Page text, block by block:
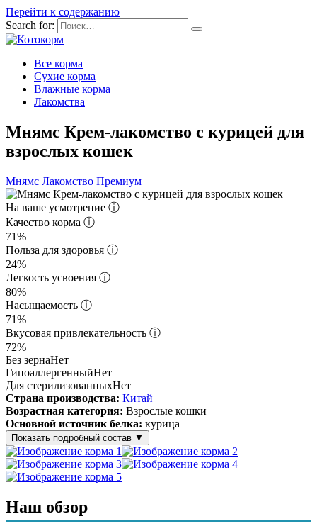
Перейти к содержанию
Search for:
Все корма
Сухие корма
Влажные корма
Лакомства
Мнямс Крем-лакомство с курицей для
взрослых кошек
Мнямс Лакомство Премиум
На ваше усмотрение ⓘ
Качество корма ⓘ
71%
Польза для здоровья ⓘ
24%
Легкость усвоения ⓘ
80%
Насыщаемость ⓘ
71%
Вкусовая привлекательность ⓘ
72%
Без зернаНет
ГипоаллергенныйНет
Для стерилизованныхНет
Страна производства: Китай
Возрастная категория: Взрослые кошки
Основной источник белка: курица
Показать подробный состав ▼
Состав корма
олигосахариды, растительное масло, крахмал, соль,
желирующий агент, аминокислоты, витамин Е, натуральный
Наш обзор